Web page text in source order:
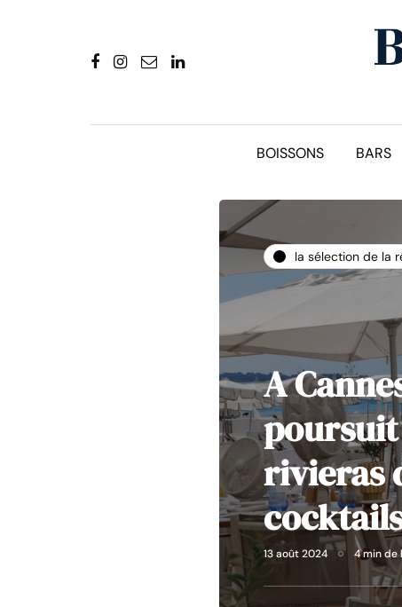
BOISSONS BARS
la sélection de la
A
rivieras
13 août 2024 4 min de